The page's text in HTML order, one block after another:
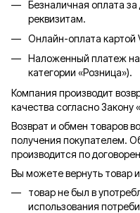
Безналичная оплата
реквизитам.
Онлайн-оплата картой
Наложенный платеж на
категории «Розница»).
Компания производит
качества согласно
Возврат и обмен товаров
получения покупателем.
производится по
Вы можете вернуть товар
товар не был в
использования